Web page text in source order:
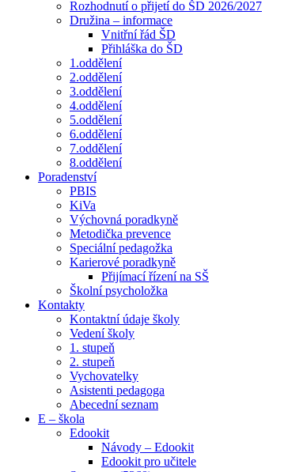
Rozhodnutí o přijetí do ŠD 2026/2027
Družina – informace
Vnitřní řád ŠD
Přihláška do ŠD
1.oddělení
2.oddělení
3.oddělení
4.oddělení
5.oddělení
6.oddělení
7.oddělení
8.oddělení
Poradenství
PBIS
KiVa
Výchovná poradkyně
Metodička prevence
Speciální pedagožka
Karierové poradkyně
Přijímací řízení na SŠ
Školní psycholožka
Kontakty
Kontaktní údaje školy
Vedení školy
1. stupeň
2. stupeň
Vychovatelky
Asistenti pedagoga
Abecední seznam
E – škola
Edookit
Návody – Edookit
Edookit pro učitele